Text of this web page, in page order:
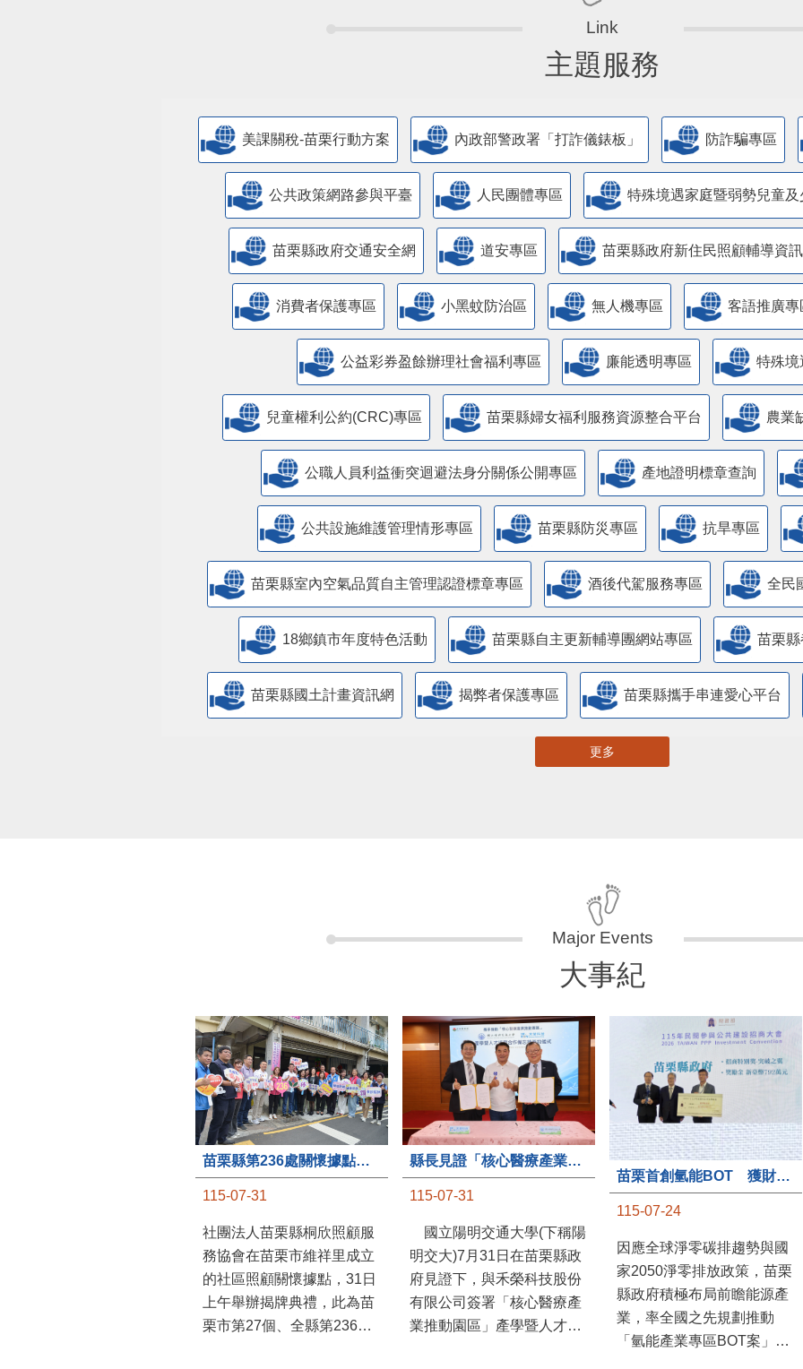
主題服務
美課關稅-苗栗行動方案 內政部警政署「打詐儀錶板」 防詐騙專區
公共政策網路參與平臺 人民團體專區 特殊境遇家庭暨弱勢兒童
苗栗縣政府交通安全網 道安專區 苗栗縣政府新住民照顧輔導資
消費者保護專區 小黑蚊防治區 無人機專區 客語推廣專
公益彩券盈餘辦理社會福利專區 廉能透明專區 特殊境
兒童權利公約(CRC)專區 苗栗縣婦女福利服務資源整合平台 農業
公職人員利益衝突迴避法身分關係公開專區 產地證明標章查詢
​公共設施維護管理情形專區 苗栗縣防災專區 抗旱專區
苗栗縣室內空氣品質自主管理認證標章專區 酒後代駕服務專區 全民
18鄉鎮市年度特色活動 苗栗縣自主更新輔導團網站專區 苗栗
苗栗縣國土計畫資訊網 揭弊者保護專區 苗栗縣攜手串連愛心平台
更多
大事紀
苗栗縣第236處關懷據點在苗栗市維祥里揭牌
115-07-31
社團法人苗栗縣桐欣照顧服
務協會在苗栗市維祥里成立
的社區照顧關懷據點，31日
上午舉辦揭牌典禮，此為苗
栗市第27個、全縣第236處
縣長見證「核心醫療產業推動園區」產學合作簽約儀式
115-07-31
國立陽明交通大學(下稱陽
明交大)7月31日在苗栗縣政
府見證下，與禾榮科技股份
有限公司簽署「核心醫療產
業推動園區」產學暨人才培
苗栗首創氫能BOT 獲財政部「突破之翼」肯定
115-07-24
因應全球淨零碳排趨勢與國
家2050淨零排放政策，苗栗
縣政府積極布局前瞻能源產
業，率全國之先規劃推動
「氫能產業專區BOT案」，